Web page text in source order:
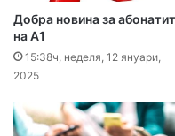
Добра новина за
на А1
15:38ч, неделя, 12 януари,
2025